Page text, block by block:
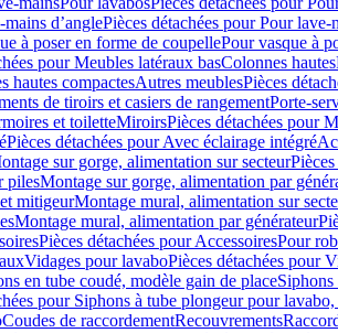
d’anglePièces détachées pour Pour lave-
à poser en forme de coupellePour vasque à
pour Meubles latéraux basColonnes hautes
hautes compactesAutres meublesPièces
de tiroirs et casiers de rangementPorte-
et toiletteMiroirsPièces détachées pour
Pièces détachées pour Avec éclairage intégré
sur gorge, alimentation sur secteur
pilesMontage sur gorge, alimentation par
mitigeurMontage mural, alimentation sur
Montage mural, alimentation par générateur
Pièces détachées pour AccessoiresPour
Vidages pour lavaboPièces détachées pour
en tube coudé, modèle gain de place
pour Siphons à tube plongeur pour
Coudes de raccordementRecouvrements